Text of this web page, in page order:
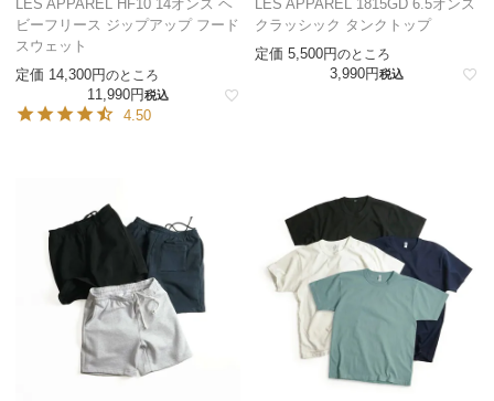
LES APPAREL HF10 14オンス ヘ
ビーフリース ジップアップ フード
スウェット
定価 14,300 のところ
11,990 税込
4.50
LES APPAREL 1815GD 6.5オンス
クラッシック タンクトップ
定価 5,500 のところ
3,990 税込